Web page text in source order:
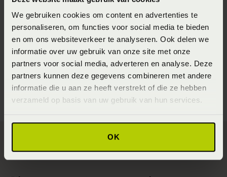
We gebruiken cookies om content en advertenties te
personaliseren, om functies voor social media te bieden
en om ons websiteverkeer te analyseren. Ook delen we
informatie over uw gebruik van onze site met onze
partners voor social media, adverteren en analyse. Deze
partners kunnen deze gegevens combineren met andere
informatie die u aan ze heeft verstrekt of die ze hebben
verzameld op basis van uw gebruik van hun services.
OK
goed. Bleek dat hij eigenlijkniet goed bij mij paste
Mijn schouders en heupen konden er niet goed in
wegzakken. Daardoor lag ik automatisch elke nacht in
een verkeerde houding en stond mijn wervelkolom de
hele nacht onder spanning. Vind je het gek dat ik na het
slapen wakker werd met rugpijn!”